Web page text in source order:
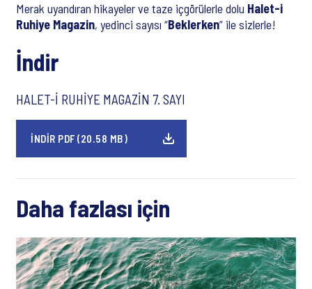
Merak uyandıran hikayeler ve taze içgörülerle dolu Halet-i
Ruhiye Magazin, yedinci sayısı “Beklerken” ile sizlerle!
İndir
HALET-İ RUHİYE MAGAZİN 7. SAYI
İNDIR PDF (20.58 MB)
Daha fazlası için